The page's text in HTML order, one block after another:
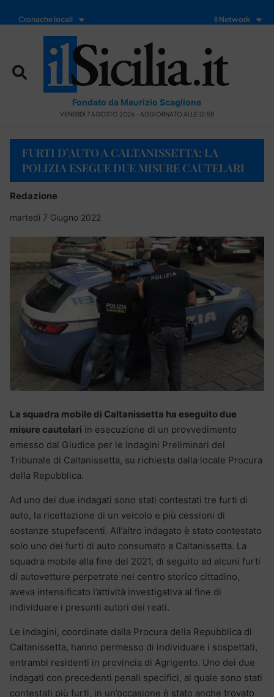
Cronache locali Il Network
Fondato da Maurizio Scaglione
VENERDÌ 7 AGOSTO 2026 - AGGIORNATO ALLE 12:58
FURTI D’AUTO A CALTANISSETTA: LA
POLIZIA ESEGUE DUE MISURE CAUTELARI
Redazione
martedì 7 Giugno 2022
La squadra mobile di Caltanissetta ha eseguito due
misure cautelari in esecuzione di un provvedimento
emesso dal Giudice per le Indagini Preliminari del
Tribunale di Caltanissetta, su richiesta dalla locale Procura
della Repubblica.
Ad uno dei due indagati sono stati contestati tre furti di
auto, la ricettazione di un veicolo e più cessioni di
sostanze stupefacenti. All’altro indagato è stato contestato
solo uno dei furti di auto consumato a Caltanissetta. La
squadra mobile alla fine del 2021, di seguito ad alcuni furti
di autovetture perpetrate nel centro storico cittadino,
aveva intensificato l’attività investigativa al fine di
individuare i presunti autori dei reati.
Le indagini, coordinate dalla Procura della Repubblica di
Caltanissetta, hanno permesso di individuare i sospettati,
entrambi residenti in provincia di Agrigento. Uno dei due
indagati con precedenti penali specifici, al quale sono stati
contestati più furti, in un’occasione è stato anche trovato